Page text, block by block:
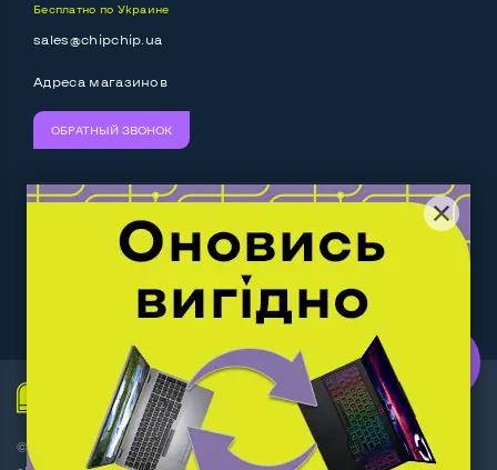
Выход HDMIДа
Разъем для наушников 3.5 мм
Разъем для микрофона
Выход Gigabit Ethernet LANДа
Выход USB 2_0 1 шт
Выход USB 3_0 2-4 шт
Беспроводные подключения:
Да
Бесплатно по Украине
sales@chipchip.ua
Адреса магазинов
ОБРАТНЫЙ ЗВОНОК
Следите за нами:
Work.ua — самий кльовий
наш партнер
© Интернет-магазин ChipChip - компьютерная техника и